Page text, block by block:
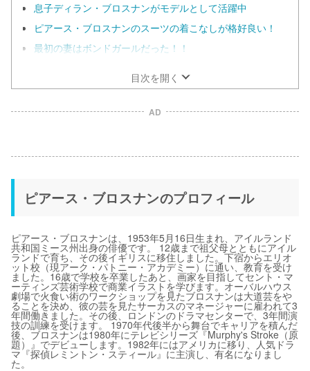
息子ディラン・ブロスナンがモデルとして活躍中
ピアース・ブロスナンのスーツの着こなしが格好良い！
最初の妻はボンドガールだった！！
目次を開く
AD
ピアース・ブロスナンのプロフィール
ピアース・ブロスナンは、1953年5月16日生まれ、アイルランド
共和国ミース州出身の俳優です。 12歳まで祖父母とともにアイル
ランドで育ち、その後イギリスに移住しました。下宿からエリオ
ット校（現アーク・パトニー・アカデミー）に通い、教育を受け
ました。16歳で学校を卒業したあと、画家を目指してセント・マ
ーティンズ芸術学校で商業イラストを学びます。オーバルハウス
劇場で火食い術のワークショップを見たブロスナンは大道芸をや
ることを決め、彼の芸を見たサーカスのマネージャーに雇われて3
年間働きました。その後、ロンドンのドラマセンターで、3年間演
技の訓練を受けます。 1970年代後半から舞台でキャリアを積んだ
後、ブロスナンは1980年にテレビシリーズ『Murphy's Stroke（原
題）』でデビューします。1982年にはアメリカに移り、人気ドラ
マ『探偵レミントン・スティール』に主演し、有名になりまし
た。